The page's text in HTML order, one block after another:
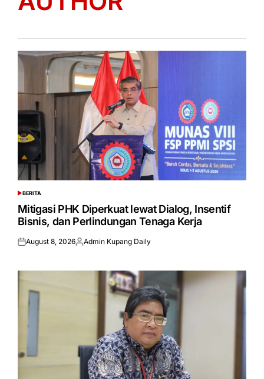
POSTED
IN
BERITA
Mitigasi PHK Diperkuat lewat Dialog, Insentif
Bisnis, dan Perlindungan Tenaga Kerja
Posted
August 8, 2026Posted
Admin Kupang Daily